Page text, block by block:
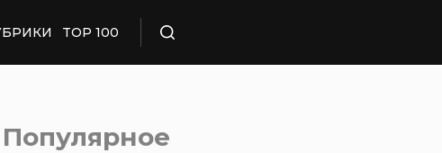
TOP 100
Популярное